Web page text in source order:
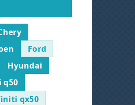
Ford
Hyundai
qx50